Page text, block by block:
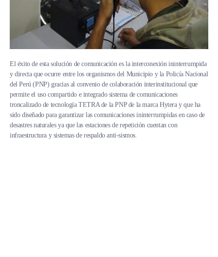
El éxito de esta solución de comunicación es la interconexión ininterrumpida
y directa que ocurre entre los organismos del Municipio y la Policía Nacional
del Perú (PNP) gracias al convenio de colaboración interinstitucional que
permite el uso compartido e integrado sistema de comunicaciones
troncalizado de tecnología TETRA de la PNP de la marca Hytera y que ha
sido diseñado para garantizar las comunicaciones ininterrumpidas en caso de
desastres naturales ya que las estaciones de repetición cuentan con
infraestructura y sistemas de respaldo anti-sismos.